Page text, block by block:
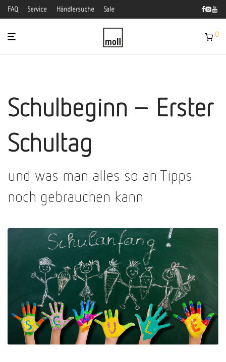
FAQ Service Händlersuche Sale
0
Schulbeginn – Erster
Schultag
und was man alles so an Tipps
noch gebrauchen kann